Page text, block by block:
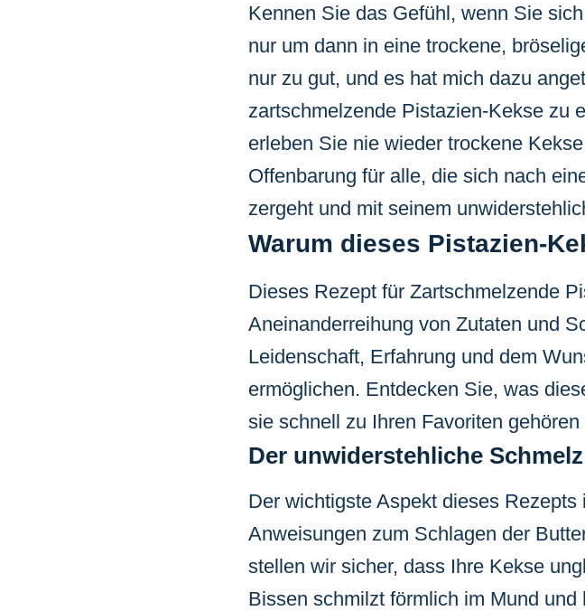
Kennen Sie das Gefühl, wenn Sie
nur um dann in eine trockene,
nur zu gut, und es hat mich dazu
zartschmelzende Pistazien-Kekse zu
erleben Sie nie wieder trockene
Offenbarung für alle, die sich nach
zergeht und mit seinem
Warum dieses Pistazien-
Dieses Rezept für Zartschmelzende
Aneinanderreihung von Zutaten und
Leidenschaft, Erfahrung und dem
ermöglichen. Entdecken Sie, was
sie schnell zu Ihren Favoriten gehören
Der unwiderstehliche
Der wichtigste Aspekt dieses
Anweisungen zum Schlagen der
stellen wir sicher, dass Ihre Kekse
Bissen schmilzt förmlich im Mund